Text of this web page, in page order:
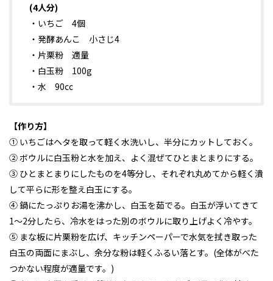
幼稚園
(4人分)
・いちご 4個
・発酵あんこ 小さじ4
・片栗粉 適量
・白玉粉 100g
・水 90cc
【作り方】
① いちごはヘタを取って軽く水洗いし、半分にカットしておく。
② ボウルに白玉粉と水を加え、よく混ぜてひとまとまりにする。
③ ひとまとまりにしたものを4等分し、それぞれ丸めてから軽く潰
して平らに形を整え白玉にする。
④ 鍋にたっぷりお湯を沸かし、白玉を茹でる。白玉が浮いてきて
1〜2分したら、冷水をはった別のボウルに取り上げよく冷やす。
⑤ まな板に片栗粉を広げ、キッチンペーパーで水気を拭き取った
白玉の両面にまぶし、余分な粉は軽くふるい落とす。(全体がべた
つかない程度が適量です。)